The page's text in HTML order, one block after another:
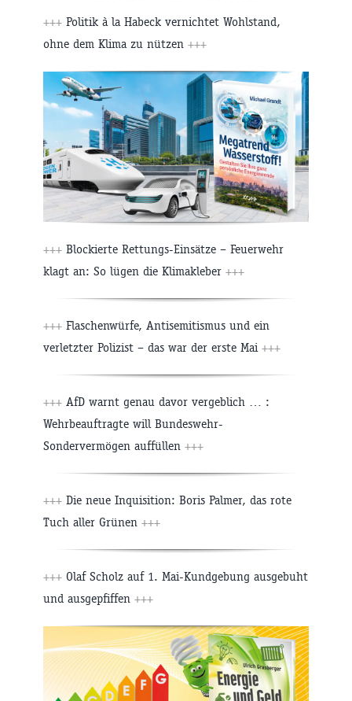
+++ Politik à la Habeck vernichtet Wohlstand,
ohne dem Klima zu nützen +++
+++ Blockierte Rettungs-Einsätze – Feuerwehr
klagt an: So lügen die Klimakleber +++
+++ Flaschenwürfe, Antisemitismus und ein
verletzter Polizist – das war der erste Mai +++
+++ AfD warnt genau davor vergeblich … :
Wehrbeauftragte will Bundeswehr-
Sondervermögen auffüllen +++
+++ Die neue Inquisition: Boris Palmer, das rote
Tuch aller Grünen +++
+++ Olaf Scholz auf 1. Mai-Kundgebung ausgebuht
und ausgepfiffen +++